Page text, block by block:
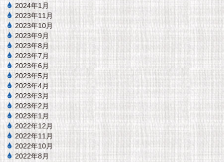
2024年1月
2023年11月
2023年10月
2023年9月
2023年8月
2023年7月
2023年6月
2023年5月
2023年4月
2023年3月
2023年2月
2023年1月
2022年12月
2022年11月
2022年10月
2022年8月